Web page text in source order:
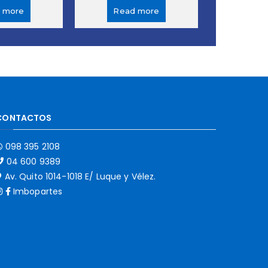
more Read more
098 395 2108
04 600 9389
Av. Quito 1014-1018 E/ Luque y Vélez.
Imbopartes